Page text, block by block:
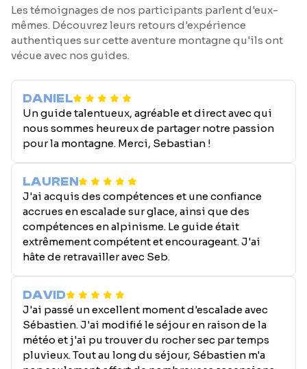
Les témoignages de nos participants parlent d'eux-
mêmes. Découvrez leurs retours d'expérience
authentiques sur cette aventure montagne qu'ils ont
vécue avec nos guides.
DANIEL
Un guide talentueux, agréable et direct avec qui
nous sommes heureux de partager notre passion
pour la montagne. Merci, Sebastian !
LAUREN
J'ai acquis des compétences et une confiance
accrues en escalade sur glace, ainsi que des
compétences en alpinisme. Le guide était
extrêmement compétent et encourageant. J'ai
hâte de retravailler avec Seb.
DAVID
J'ai passé un excellent moment d'escalade avec
Sébastien. J'ai modifié le séjour en raison de la
météo et j'ai pu trouver du rocher sec par temps
pluvieux. Tout au long du séjour, Sébastien m'a